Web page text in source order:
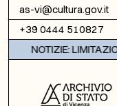
Vai al contenuto
as-vi@cultura.gov.it
+39 0444 510827
NOTIZIE: